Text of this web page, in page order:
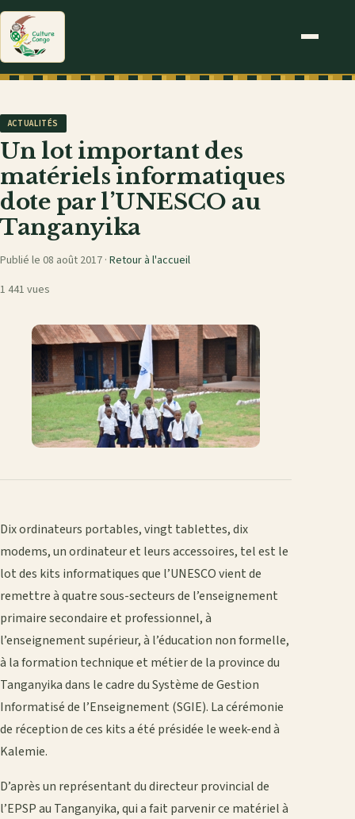
ACTUALITÉS
Un lot important des
matériels informatiques
dote par l’UNESCO au
Tanganyika
Publié le 08 août 2017 · Retour à l'accueil
1 441 vues
Dix ordinateurs portables, vingt tablettes, dix
modems, un ordinateur et leursaccessoires, tel est le
lot des kits informatiques que l’UNESCO vient de
remettre à quatre sous-secteurs de l’enseignement
primairesecondaireet professionnel, à
l’enseignement supérieur, à l’éducation non formelle,
à laformation technique et métier de la province du
Tanganyika dans le cadre du Système de Gestion
Informatisé de l’Enseignement (SGIE). La cérémonie
de réception de ces kits a été présidée le week-end à
Kalemie.
D’après un représentant du directeur provincial de
l’EPSP au Tanganyika, qui a fait parvenir ce matériel à